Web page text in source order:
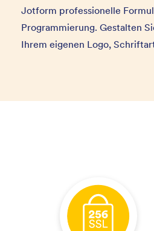
Jotform professionelle
Programmierung. Gestalten
Ihrem eigenen Logo,